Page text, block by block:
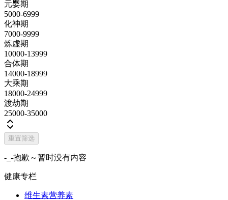
元婴期
5000-6999
化神期
7000-9999
炼虚期
10000-13999
合体期
14000-18999
大乘期
18000-24999
渡劫期
25000-35000
重置筛选
-_-抱歉～暂时没有内容
健康专栏
维生素营养素